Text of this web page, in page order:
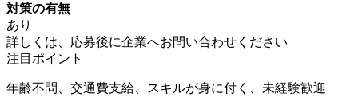
対策の有無
あり
詳しくは、応募後に企業へお問い合わせください
注目ポイント
年齢不問、交通費支給、スキルが身に付く、未経験歓迎